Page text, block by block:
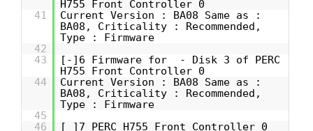
H755 Front Controller 0
41
Current Version : BA08 Same as :
BA08, Criticality : Recommended,
Type : Firmware
42
43
[-]6 Firmware for - Disk 3 of PERC
H755 Front Controller 0
44
Current Version : BA08 Same as :
BA08, Criticality : Recommended,
Type : Firmware
45
46
[ ]7 PERC H755 Front Controller 0